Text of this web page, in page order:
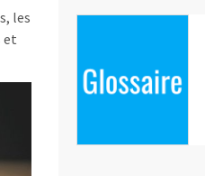
les
et